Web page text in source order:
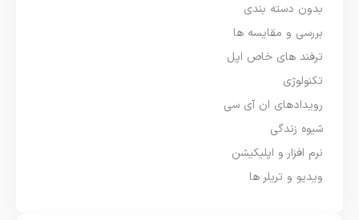
بدون دسته بندی
بررسی و مقایسه ها
ترفند های خاص اپل
تکنولوژی
رویدادهای ان آی سی
شیوه زندگی
نرم افزار و اپلیکیشن
ویدیو و تریلر ها